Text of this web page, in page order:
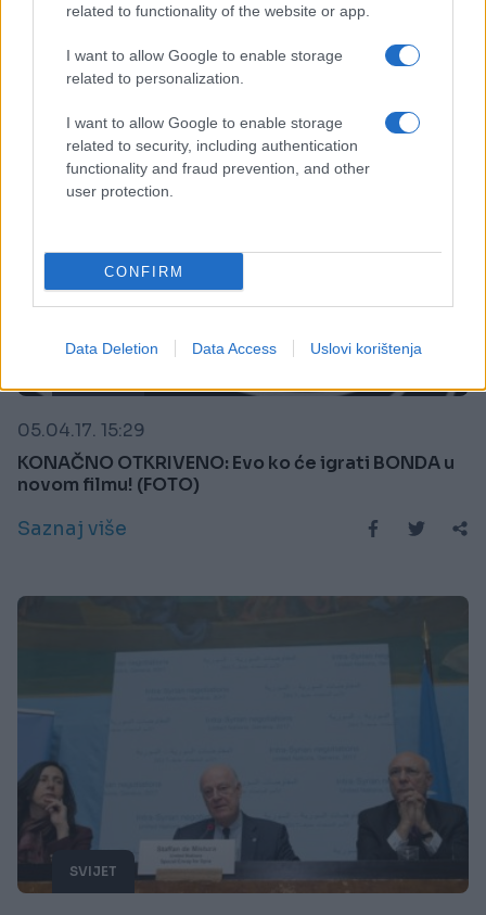
related to functionality of the website or app.
I want to allow Google to enable storage
related to personalization.
I want to allow Google to enable storage
related to security, including authentication
functionality and fraud prevention, and other
user protection.
CONFIRM
Data Deletion Data Access Uslovi korištenja
05.04.17. 15:29
KONAČNO OTKRIVENO: Evo ko će igrati BONDA u
novom filmu! (FOTO)
Saznaj više
SVIJET